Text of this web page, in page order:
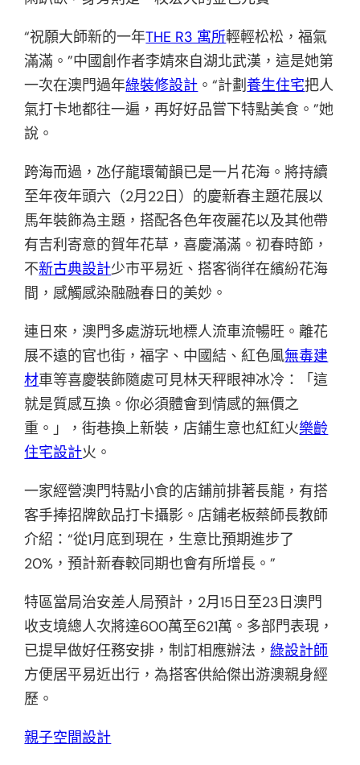
“祝願大師新的一年THE R3 寓所輕輕松松，福氣
滿滿。”中國創作者李婧來自湖北武漢，這是她第
一次在澳門過年綠裝修設計 。“計劃養生住宅把人
氣打卡地都往一遍，再好好品嘗下特點美食。”她
說。
跨海而過，氹仔龍環葡韻已是一片花海。將持續
至年夜年頭六（2月22日）的慶新春主題花展以
馬年裝飾為主題，搭配各色年夜麗花以及其他帶
有吉利寄意的賀年花草，喜慶滿滿。初春時節，
不新古典設計少市平易近、搭客徜徉在繽紛花海
間，感觸感染融融春日的美妙。
連日來，澳門多處游玩地標人流車流暢旺。離花
展不遠的官也街，福字、中國結、紅色風無毒建
材車等喜慶裝飾隨處可見林天秤眼神冰冷：「這
就是質感互換。你必須體會到情感的無價之
重。」，街巷換上新裝，店鋪生意也紅紅火樂齡
住宅設計火。
一家經營澳門特點小食的店鋪前排著長龍，有搭
客手捧招牌飲品打卡攝影。店鋪老板蔡師長教師
介紹：“從1月底到現在，生意比預期進步了
20%，預計新春較同期也會有所增長。”
特區當局治安差人局預計，2月15日至23日澳門
收支境總人次將達600萬至621萬。多部門表現，
已提早做好任務安排，制訂相應辦法，綠設計師
方便居平易近出行，為搭客供給傑出游澳親身經
歷。
親子空間設計